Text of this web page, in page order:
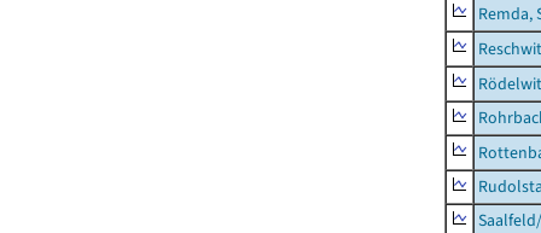
Remda,